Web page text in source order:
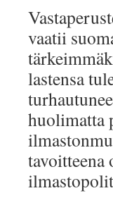
vaatii
lastensa
huolimatta
tavoitteena